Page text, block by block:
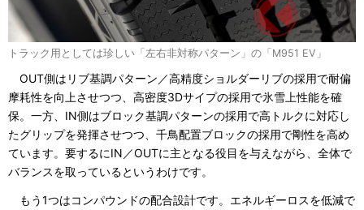
トラック用としては珍しい「左右非対称パターン」の「M951 EV」
OUT側はリブ基調パターン／高精度ショルダーリブの採用で耐偏
摩耗性を向上させつつ、高密度3Dサイプの採用で氷雪上性能を確
保。一方、IN側はブロック基調パターンの採用で高トルクに対応し
たグリップを発揮させつつ、千鳥配置ブロックの採用で剛性を高め
ています。要するにIN／OUTに主となる役目を与えながら、全体で
バランスを取っているというわけです。
もう1つはコンパウンドの配合設計です。エネルギーロスを低減で